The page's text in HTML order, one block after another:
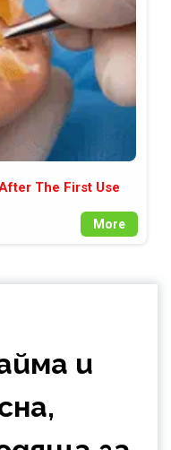
The First Use
More
и